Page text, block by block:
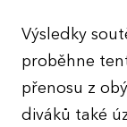
Výsledky
proběhne
přenosu z
diváků také